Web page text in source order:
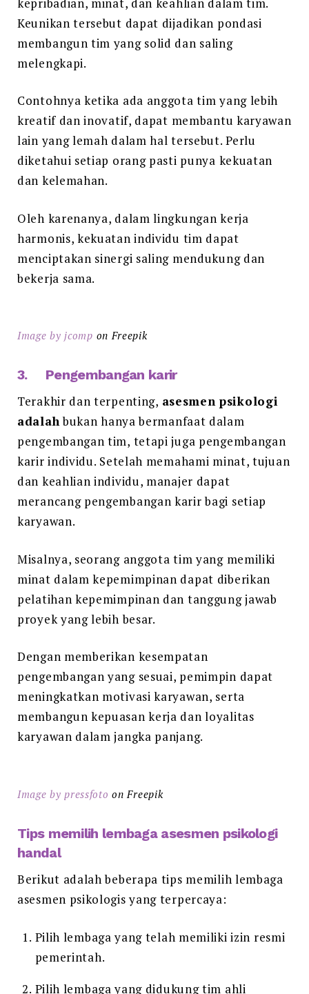
Keunikan tersebut dapat dijadikan pondasi
membangun tim yang solid dan saling
melengkapi.
Contohnya ketika ada anggota tim yang lebih
kreatif dan inovatif, dapat membantu karyawan
lain yang lemah dalam hal tersebut. Perlu
diketahui setiap orang pasti punya kekuatan
dan kelemahan.
Oleh karenanya, dalam lingkungan kerja
harmonis, kekuatan individu tim dapat
menciptakan sinergi saling mendukung dan
bekerja sama.
Image by jcomp on Freepik
3. Pengembangan karir
Terakhir dan terpenting, asesmen psikologi
adalahbukan hanya bermanfaat dalam
pengembangan tim, tetapi juga pengembangan
karir individu. Setelah memahami minat, tujuan
dan keahlian individu, manajer dapat
merancang pengembangan karir bagi setiap
karyawan.
Misalnya, seorang anggota tim yang memiliki
minat dalam kepemimpinan dapat diberikan
pelatihan kepemimpinan dan tanggung jawab
proyek yang lebih besar.
Dengan memberikan kesempatan
pengembangan yang sesuai, pemimpin dapat
meningkatkan motivasi karyawan, serta
membangun kepuasan kerja dan loyalitas
karyawan dalam jangka panjang.
Image by pressfoto on Freepik
Tips memilih lembaga asesmen psikologi
handal
Berikut adalah beberapa tips memilih lembaga
asesmen psikologis yang terpercaya:
Pilih lembaga yang telah memiliki izin resmi
pemerintah.
Pilih lembaga yang didukung tim ahli